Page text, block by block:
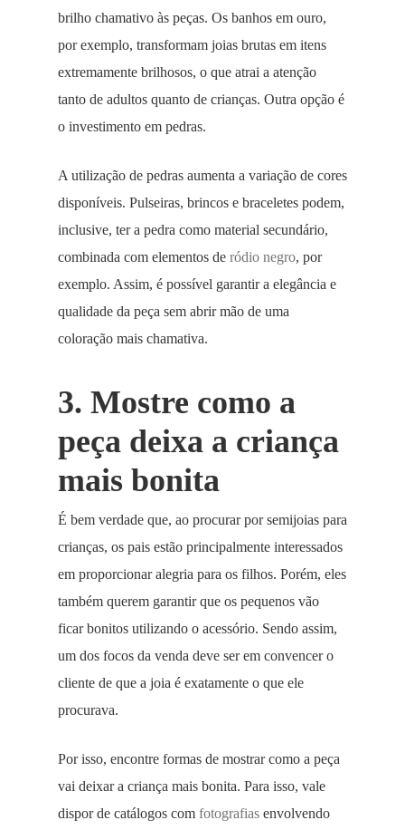
brilho chamativo às peças. Os banhos em ouro,
por exemplo, transformam joias brutas em itens
extremamente brilhosos, o que atrai a atenção
tanto de adultos quanto de crianças. Outra opção é
o investimento em pedras.
A utilização de pedras aumenta a variação de cores
disponíveis. Pulseiras, brincos e braceletes podem,
inclusive, ter a pedra como material secundário,
combinada com elementos de ródio negro, por
exemplo. Assim, é possível garantir a elegância e
qualidade da peça sem abrir mão de uma
coloração mais chamativa.
3. Mostre como a
peça deixa a criança
mais bonita
É bem verdade que, ao procurar por semijoias para
crianças, os pais estão principalmente interessados
em proporcionar alegria para os filhos. Porém, eles
também querem garantir que os pequenos vão
ficar bonitos utilizando o acessório. Sendo assim,
um dos focos da venda deve ser em convencer o
cliente de que a joia é exatamente o que ele
procurava.
Por isso, encontre formas de mostrar como a peça
vai deixar a criança mais bonita. Para isso, vale
dispor de catálogos com fotografias envolvendo